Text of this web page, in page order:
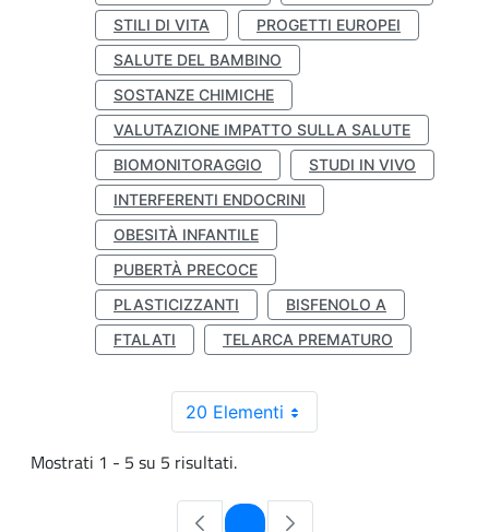
STILI DI VITA
PROGETTI EUROPEI
SALUTE DEL BAMBINO
SOSTANZE CHIMICHE
VALUTAZIONE IMPATTO SULLA SALUTE
BIOMONITORAGGIO
STUDI IN VIVO
INTERFERENTI ENDOCRINI
OBESITÀ INFANTILE
PUBERTÀ PRECOCE
PLASTICIZZANTI
BISFENOLO A
FTALATI
TELARCA PREMATURO
20 Elementi
Mostrati 1 - 5 su 5 risultati.
Pagina